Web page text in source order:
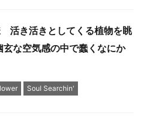
活き活きとしてくる植物を眺
玄な空気感の中で蠢くなにか
Soul Searchin'